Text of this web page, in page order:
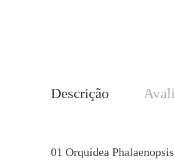
Descrição
01 Orquídea Phalaenopsis